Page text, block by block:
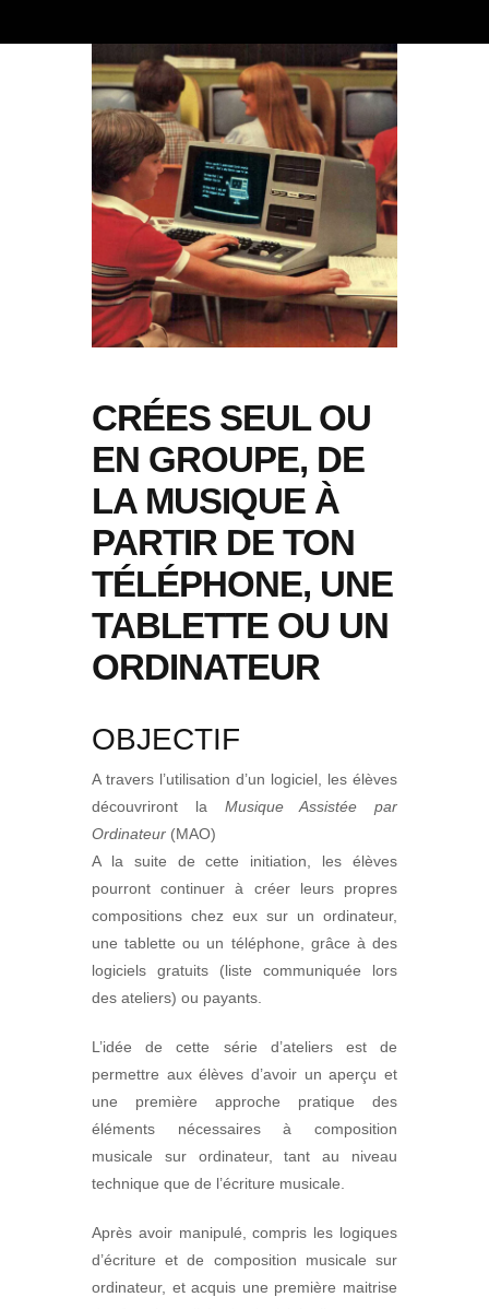
CRÉES SEUL OU
EN GROUPE, DE
LA MUSIQUE À
PARTIR DE TON
TÉLÉPHONE, UNE
TABLETTE OU UN
ORDINATEUR
OBJECTIF
A travers l’utilisation d’un logiciel, les élèves
découvriront la Musique Assistée par
Ordinateur (MAO)
A la suite de cette initiation, les élèves
pourront continuer à créer leurs propres
compositions chez eux sur un ordinateur,
une tablette ou un téléphone, grâce à des
logiciels gratuits (liste communiquée lors
des ateliers) ou payants.
L’idée de cette série d’ateliers est de
permettre aux élèves d’avoir un aperçu et
une première approche pratique des
éléments nécessaires à composition
musicale sur ordinateur, tant au niveau
technique que de l’écriture musicale.
Après avoir manipulé, compris les logiques
d’écriture et de composition musicale sur
ordinateur, et acquis une première maitrise